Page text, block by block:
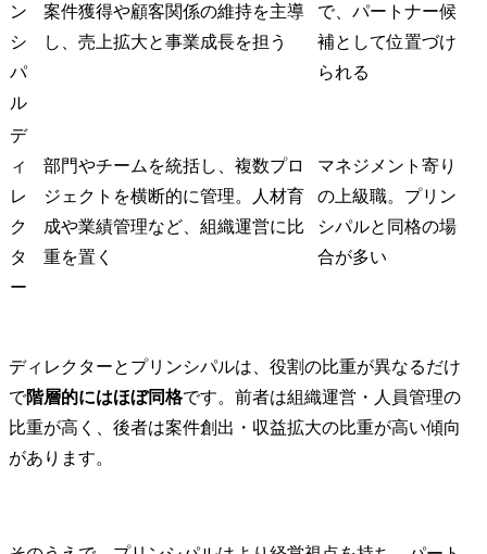
ン
シ
パ
ル
案件獲得や顧客関係の維持を主導
し、売上拡大と事業成長を担う
で、パートナー候
補として位置づけ
られる
デ
ィ
レ
ク
タ
ー
部門やチームを統括し、複数プロ
ジェクトを横断的に管理。人材育
成や業績管理など、組織運営に比
重を置く
マネジメント寄り
の上級職。プリン
シパルと同格の場
合が多い
ディレクターとプリンシパルは、役割の比重が異なるだけ
で階層的にはほぼ同格です。前者は組織運営・人員管理の
比重が高く、後者は案件創出・収益拡大の比重が高い傾向
があります。